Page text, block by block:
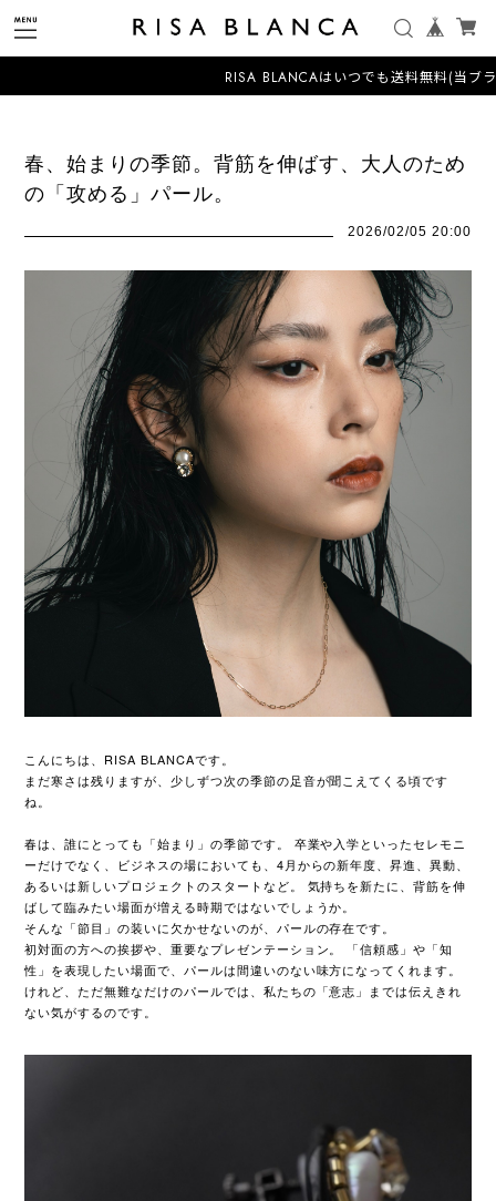
RISA BLANCAはいつでも送料無料(当ブラ
春、始まりの季節。背筋を伸ばす、大人のため
の「攻める」パール。
2026/02/05 20:00
こんにちは、RISA BLANCAです。
まだ寒さは残りますが、少しずつ次の季節の足音が聞こえてくる頃です
ね。
春は、誰にとっても「始まり」の季節です。 卒業や入学といったセレモニ
ーだけでなく、ビジネスの場においても、4月からの新年度、昇進、異動、
あるいは新しいプロジェクトのスタートなど。 気持ちを新たに、背筋を伸
ばして臨みたい場面が増える時期ではないでしょうか。
そんな「節目」の装いに欠かせないのが、パールの存在です。
初対面の方への挨拶や、重要なプレゼンテーション。 「信頼感」や「知
性」を表現したい場面で、パールは間違いのない味方になってくれます。
けれど、ただ無難なだけのパールでは、私たちの「意志」までは伝えきれ
ない気がするのです。